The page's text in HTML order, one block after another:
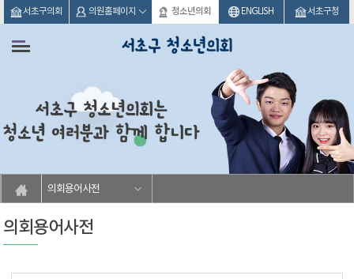
본문바로가기
서초구의회 의원홈페이지 청소년의회 ENGLISH 서초구청
의회용어사전
의회용어사전